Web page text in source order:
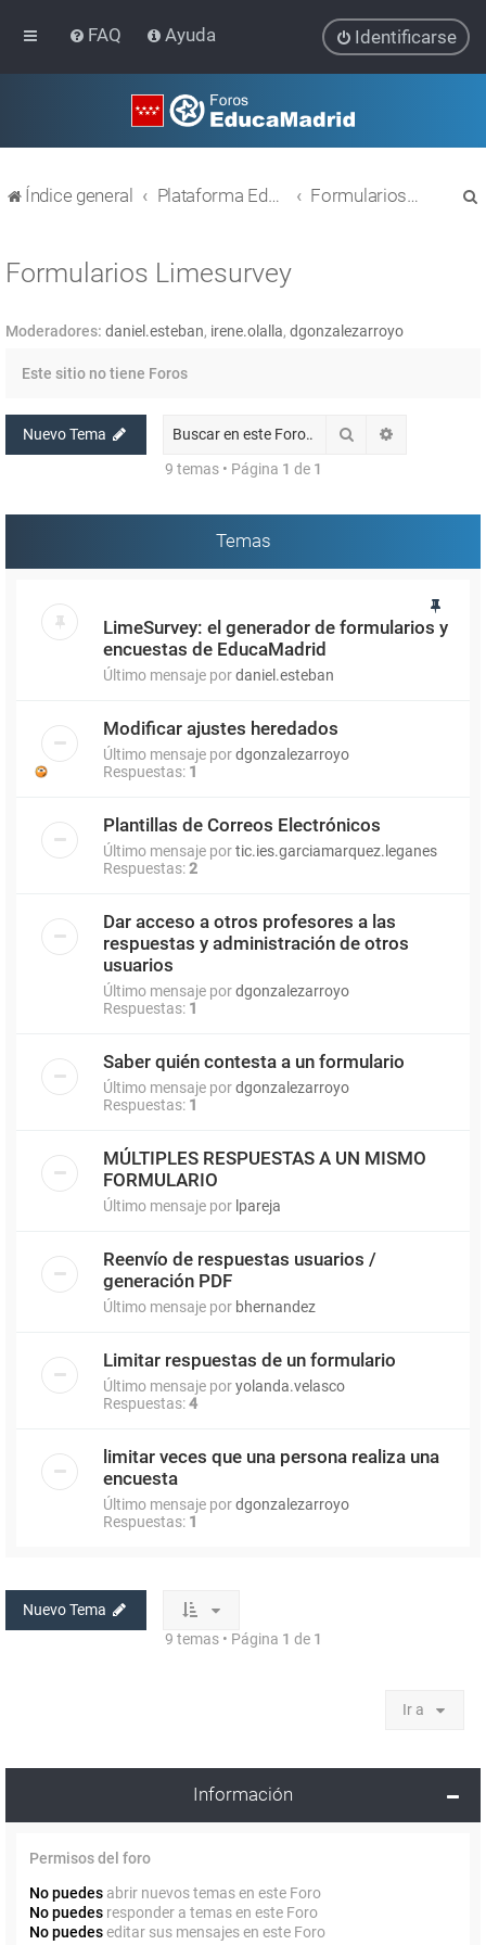
FAQ Ayuda Identificarse
Índice general Plataforma Educativa EducaMadrid Formularios Limesurvey
Formularios Limesurvey
Moderadores: daniel.esteban, irene.olalla, dgonzalezarroyo
Este sitio no tiene Foros
Nuevo Tema Buscar
9 temas • Página 1 de 1
Temas
LimeSurvey: el generador de formularios y
encuestas de EducaMadrid
Último mensaje pordaniel.esteban
Modificar ajustes heredados
Último mensaje pordgonzalezarroyo
Respuestas: 1
Plantillas de Correos Electrónicos
Último mensaje portic.ies.garciamarquez.leganes
Respuestas:2
Dar acceso a otros profesores a las
respuestas y administración de otros
usuarios
Último mensaje pordgonzalezarroyo
Respuestas: 1
Saber quién contesta a un formulario
Último mensaje pordgonzalezarroyo
Respuestas: 1
MÚLTIPLES RESPUESTAS A UN MISMO
FORMULARIO
Último mensaje por lpareja
Reenvío de respuestas usuarios /
generación PDF
Último mensaje por bhernandez
Limitar respuestas de un formulario
Último mensaje poryolanda.velasco
Respuestas:4
limitar veces que una persona realiza una
encuesta
Último mensaje pordgonzalezarroyo
Respuestas: 1
Nuevo Tema
9 temas • Página 1 de 1
Ir a
Información
Permisos del foro
No puedes abrir nuevos temas en este Foro
No puedes responder a temas en este Foro
No puedeseditar sus mensajes en este Foro